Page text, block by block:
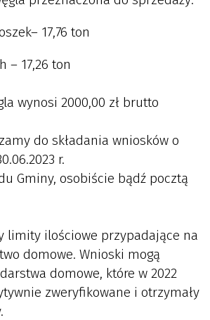
17,76 ton
ton
wynosi 2000,00 zł brutto
do składania wniosków o
r.
Gminy, osobiście bądź pocztą
limity ilościowe przypadające na
domowe. Wnioski mogą
domowe, które w 2022
zweryfikowane i otrzymały